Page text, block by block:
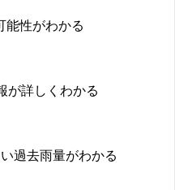
能性がわかる
が詳しくわかる
過去雨量がわかる